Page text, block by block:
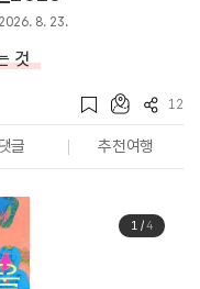
8. 23.
것
12
댓글 추천여행
1/4